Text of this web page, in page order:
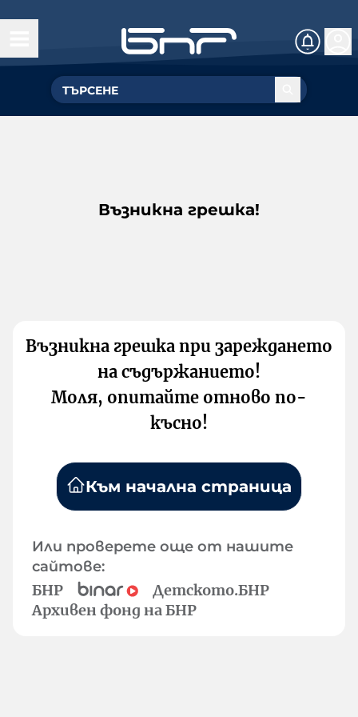
Възникна грешка!
Възникна грешка при зареждането
на съдържанието!
Моля, опитайте отново по-
късно!
Към начална страница
Или проверете още от нашите
сайтове:
БНР
Детското.БНР
Архивен фонд на БНР